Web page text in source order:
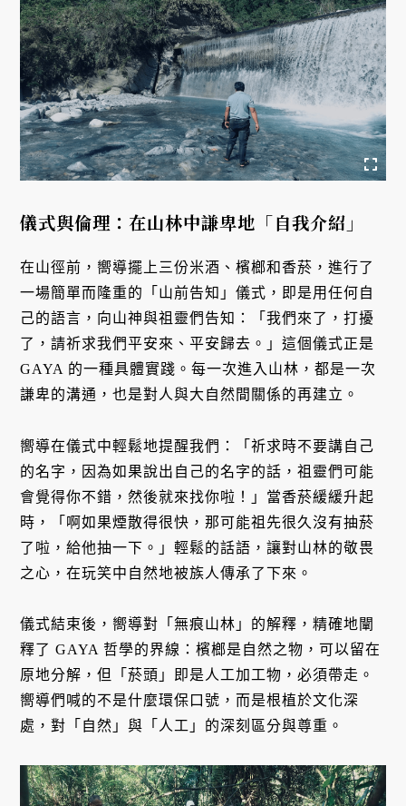
儀式與倫理：在山林中謙卑地「自我介紹」
在山徑前，嚮導擺上三份米酒、檳榔和香菸，進行了
一場簡單而隆重的「山前告知」儀式，即是用任何自
己的語言，向山神與祖靈們告知：「我們來了，打擾
了，請祈求我們平安來、平安歸去。」這個儀式正是
GAYA 的一種具體實踐。每一次進入山林，都是一次
謙卑的溝通，也是對人與大自然間關係的再建立。
嚮導在儀式中輕鬆地提醒我們：「祈求時不要講自己
的名字，因為如果說出自己的名字的話，祖靈們可能
會覺得你不錯，然後就來找你啦！」當香菸緩緩升起
時，「啊如果煙散得很快，那可能祖先很久沒有抽菸
了啦，給他抽一下。」輕鬆的話語，讓對山林的敬畏
之心，在玩笑中自然地被族人傳承了下來。
儀式結束後，嚮導對「無痕山林」的解釋，精確地闡
釋了 GAYA 哲學的界線：檳榔是自然之物，可以留在
原地分解，但「菸頭」即是人工加工物，必須帶走。
嚮導們喊的不是什麼環保口號，而是根植於文化深
處，對「自然」與「人工」的深刻區分與尊重。